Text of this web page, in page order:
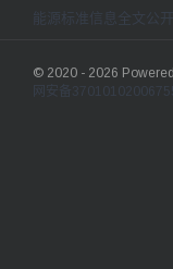
能源标准信息全文公开
© 2020 - 2026
网安备